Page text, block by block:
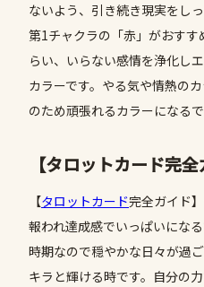
ないよう、引き続き現実をし
第1チャクラの「赤」がおすす
らい、いらない感情を浄化し
カラーです。やる気や情熱の
のため頑張れるカラーになるで
【タロットカード完
【タロットカード完全ガイド
報われ達成感でいっぱいにな
時期なので穏やかな日々が過
キラと輝ける時です。自分の